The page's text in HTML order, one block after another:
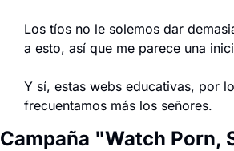
Los tíos no le solemos dar
a esto, así que me parece una
Y sí, estas webs educativas, por
frecuentamos más los señores.
Campaña "Watch Porn,